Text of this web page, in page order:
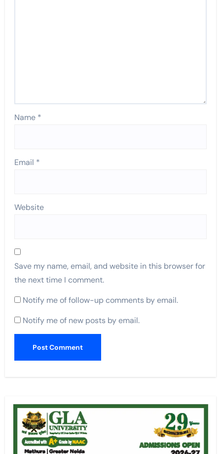
Name *
Email *
Website
Save my name, email, and website in this browser for
the next time I comment.
Notify me of follow-up comments by email.
Notify me of new posts by email.